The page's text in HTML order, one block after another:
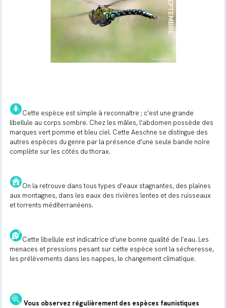
Cette espèce est simple à reconnaître ; c’est une grande
libellule au corps sombre. Chez les mâles, l’abdomen possède des
marques vert pomme et bleu ciel. Cette Aeschne se distingue des
autres espèces du genre par la présence d’une seule bande noire
complète sur les côtés du thorax.
On la retrouve dans tous types d'eaux stagnantes, des plaines
aux montagnes, dans les eaux des rivières lentes et des ruisseaux
et torrents méditerranéens.
Cette libellule est indicatrice d‘une bonne qualité de l’eau. Les
menaces et pressions pesant sur cette espèce sont la sécheresse,
les prélèvements dans les nappes, le changement climatique.
Vous observez régulièrement des espèces faunistiques